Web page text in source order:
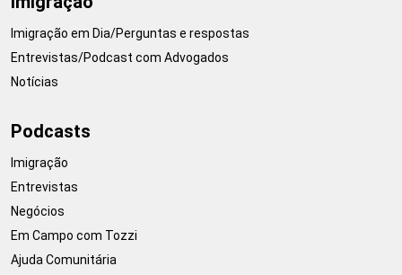
Imigração em Dia/Perguntas e respostas
Entrevistas/Podcast com Advogados
Notícias
Podcasts
Imigração
Entrevistas
Negócios
Em Campo com Tozzi
Ajuda Comunitária